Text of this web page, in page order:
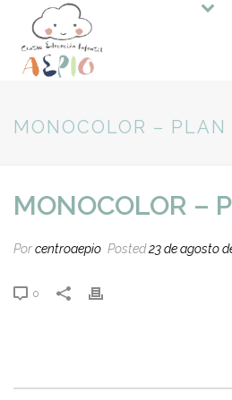
MONOCOLOR – PLAN
MONOCOLOR –
Porcentroaepio Posted23 de agosto
0